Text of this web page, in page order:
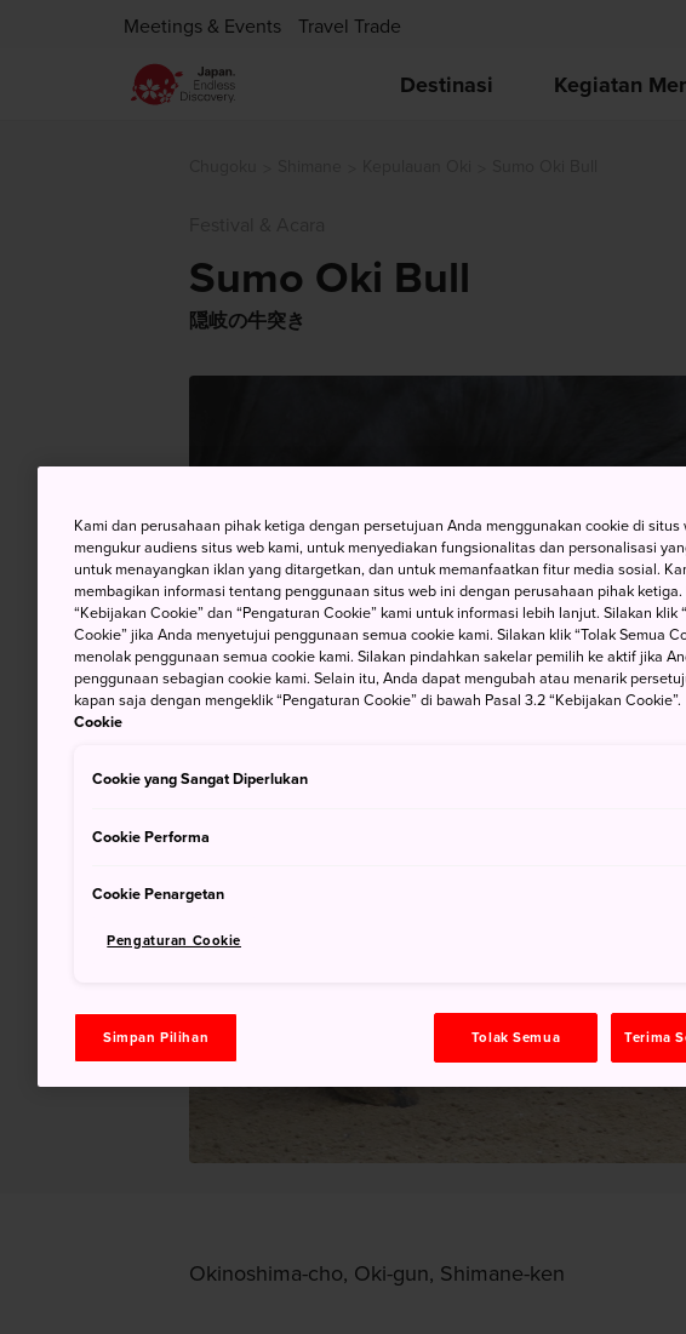
Meetings & Events Travel Trade
Destinasi Kegiatan
Sumo Oki Bull
隠岐の牛突き
Okinoshima-cho, Oki-gun, Shimane-ken
Kami dan perusahaan pihak ketiga dengan persetujuan Anda menggunakan cookie di situs
mengukur audiens situs web kami, untuk menyediakan fungsionalitas dan personalisasi
untuk menayangkan iklan yang ditargetkan, dan untuk memanfaatkan fitur media sosial.
membagikan informasi tentang penggunaan situs web ini dengan perusahaan pihak ketiga.
“Kebijakan Cookie” dan “Pengaturan Cookie” kami untuk informasi lebih lanjut. Silakan klik
Cookie” jika Anda menyetujui penggunaan semua cookie kami. Silakan klik “Tolak Semua
menolak penggunaan semua cookie kami. Silakan pindahkan sakelar pemilih ke aktif jika
penggunaan sebagian cookie kami. Selain itu, Anda dapat mengubah atau menarik
kapan saja dengan mengeklik “Pengaturan Cookie” di bawah Pasal 3.2 “Kebijakan Cookie”.
Cookie
Cookie yang Sangat Diperlukan
Cookie Performa
Cookie Penargetan
Pengaturan Cookie
Simpan Pilihan Tolak Semua Terima